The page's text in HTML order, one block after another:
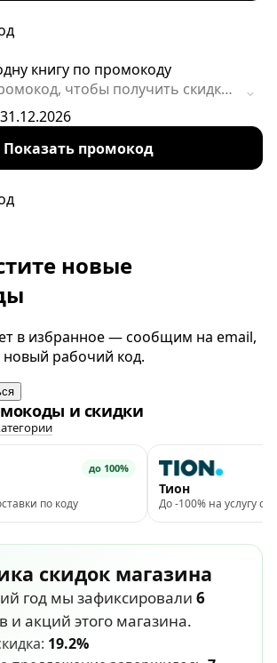
книгу по промокоду
чтобы получить скидку
Предложение ограничено по
Показать промокод
новые
в избранное — сообщим на email,
новый рабочий код.
и скидки
до 100%
по коду
Тион
До -100% на услугу
скидок магазина
год мы зафиксировали 6
и акций этого магазина.
19.2%